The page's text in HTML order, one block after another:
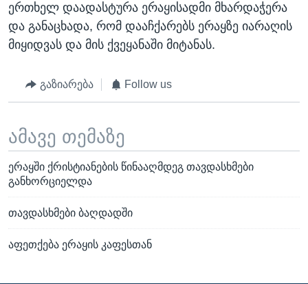
ერთხელ დაადასტურა ერაყისადმი მხარდაჭერა
და განაცხადა, რომ დააჩქარებს ერაყზე იარაღის
მიყიდვას და მის ქვეყანაში მიტანას.
გაზიარება Follow us
ამავე თემაზე
ერაყში ქრისტიანების წინააღმდეგ თავდასხმები
განხორციელდა
თავდასხმები ბაღდადში
აფეთქება ერაყის კაფესთან